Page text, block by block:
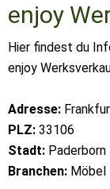
enjoy
Hier findest du
enjoy
Adresse:
PLZ: 33106
Stadt: Paderborn
Branchen: Möbel